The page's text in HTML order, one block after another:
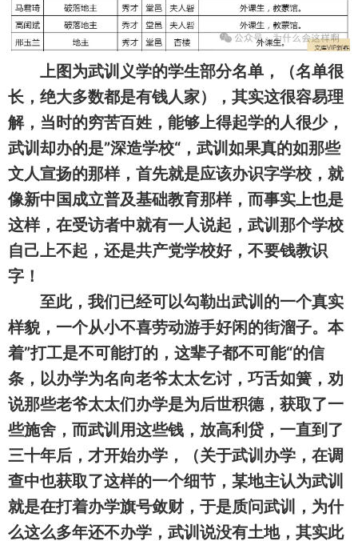
上图为武训义学的学生部分名单，（名单很
长，绝大多数都是有钱人家），其实这很容易理
解，当时的穷苦百姓，能够上得起学的人很少，
武训却办的是”深造学校“，武训如果真的如那些
文人宣扬的那样，首先就是应该办识字学校，就
像新中国成立普及基础教育那样，而事实上也是
这样，在受访者中就有一人说起，武训那个学校
自己上不起，还是共产党学校好，不要钱教识
字！
至此，我们已经可以勾勒出武训的一个真实
样貌，一个从小不喜劳动游手好闲的街溜子。本
着”打工是不可能打的，这辈子都不可能“的信
条，以办学为名向老爷太太乞讨，巧舌如簧，劝
说那些老爷太太们办学是为后世积德，获取了一
些施舍，而武训用这些钱，放高利贷，一直到了
三十年后，才开始办学，（关于武训办学，在调
查中也获取了这样的一个细节，某地主认为武训
就是在打着办学旗号敛财，于是质问武训，为什
么这么多年还不办学，武训说没有土地，其实此